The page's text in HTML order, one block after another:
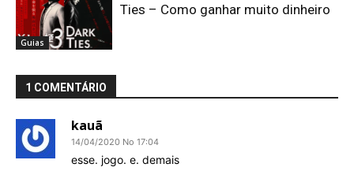
Guias
Ties – Como ganhar muito dinheiro
1 COMENTÁRIO
kauã
14/04/2020 No 17:04
esse. jogo. e. demais